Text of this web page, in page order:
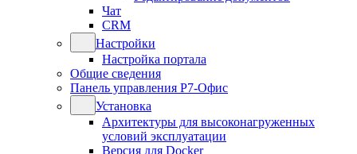
Чат
CRM
Настройки
Настройка портала
Общие сведения
Панель управления Р7-Офис
Установка
Архитектуры для высоконагруженных
условий эксплуатации
Версия для Docker